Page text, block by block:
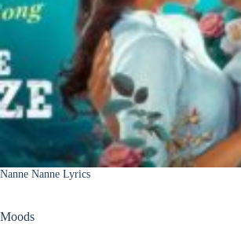
Nanne Nanne Lyrics
Moods